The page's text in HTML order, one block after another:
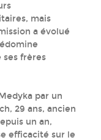
mais
a évolué
ses frères
par un
29 ans, ancien
un an,
efficacité sur le